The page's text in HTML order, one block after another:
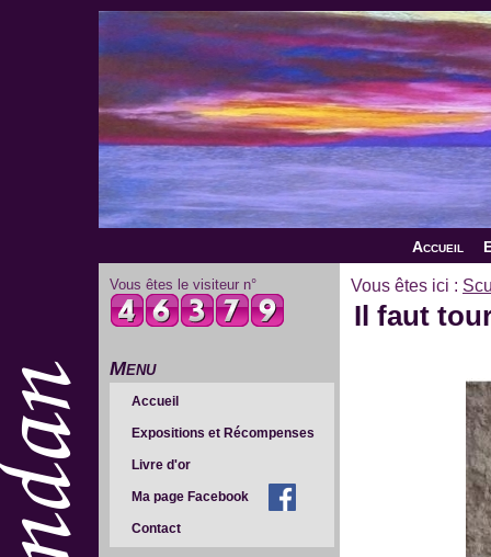
Accueil
Vous êtes le visiteur n°
Menu
Accueil
Expositions et Récompenses
Livre d'or
Ma page Facebook
Contact
Vous êtes ici :
Il faut